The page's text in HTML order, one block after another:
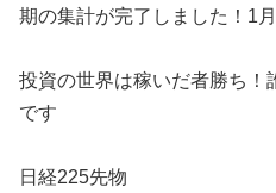
期の集計が完了しました！1
投資の世界は稼いだ者勝ち！
です
日経225先物